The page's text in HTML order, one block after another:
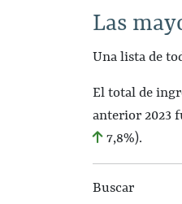
Las
Una lista de
El total de
anterior 2023
7,8%).
Buscar